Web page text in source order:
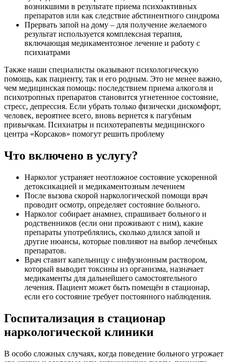
возникшими в результате приема психоактивных
препаратов или как следствие абстинентного синдрома
Прервать запой на дому – для получение желаемого
результат используется комплексная терапия,
включающая медикаментозное лечение и работу с
психиатрами
Также наши специалисты оказывают психологическую
помощь, как пациенту, так и его родным. Это не менее важно,
чем медицинская помощь: последствием приема алкоголя и
психотропных препаратов становится угнетенное состояние,
стресс, депрессия. Если убрать только физически дискомфорт,
человек, вероятнее всего, вновь вернется к пагубным
привычкам. Психиатры и психотерапевты медицинского
центра «Корсаков» помогут решить проблему
Что включено в услугу?
Нарколог устраняет неотложное состояние ускоренной
детоксикацией и медикаментозным лечением
После вызова скорой наркологической помощи врач
проводит осмотр, определяет состояние больного.
Нарколог собирает анамнез, спрашивает больного и
родственников (если они проживают с ним), какие
препараты употреблялись, сколько длился запой и
другие нюансы, которые повлияют на выбор лечебных
препаратов.
Врач ставит капельницу с инфузионным раствором,
который выводит токсины из организма, назначает
медикаменты для дальнейшего самостоятельного
лечения. Пациент может быть помещён в стационар,
если его состояние требует постоянного наблюдения.
Госпитализация в стационар
наркологической клиники
В особо сложных случаях, когда поведение больного угрожает